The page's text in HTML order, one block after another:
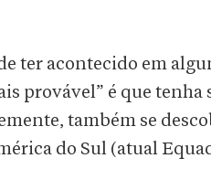
ter acontecido em
provável” é que tenha
também se
do Sul (atual